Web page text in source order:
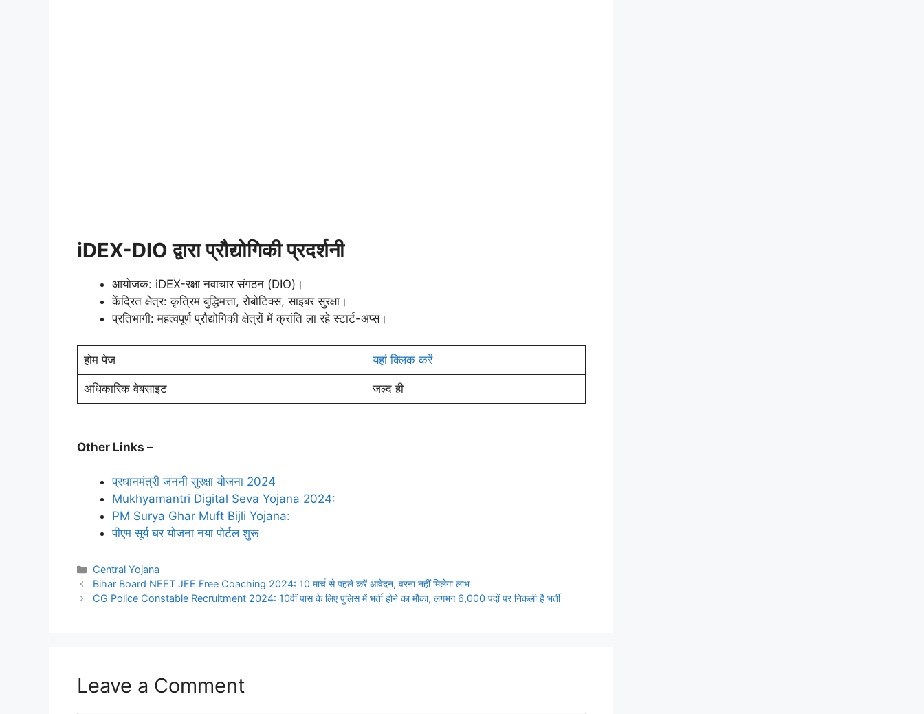
iDEX-DIO द्वारा प्रौद्योगिकी प्रदर्शनी
आयोजक: iDEX-रक्षा नवाचार संगठन (DIO)।
केंद्रित क्षेत्र: कृत्रिम बुद्धिमत्ता, रोबोटिक्स, साइबर सुरक्षा।
प्रतिभागी: महत्वपूर्ण प्रौद्योगिकी क्षेत्रों में क्रांति ला रहे स्टार्ट-अप्स।
होम पेज यहां क्लिक करें
अधिकारिक वेबसाइट जल्द ही
Other Links –
प्रधानमंत्री जननी सुरक्षा योजना 2024
Mukhyamantri Digital Seva Yojana 2024:
PM Surya Ghar Muft Bijli Yojana:
पीएम सूर्य घर योजना नया पोर्टल शुरू
Categories
Central Yojana
Bihar Board NEET JEE Free Coaching 2024: 10 मार्च से पहले करें आवेदन, वरना नहीं मिलेगा लाभ
CG Police Constable Recruitment 2024: 10वीं पास के लिए पुलिस में भर्ती होने का मौका, लगभग 6,000 पदों पर निकली है भर्ती
Leave a Comment